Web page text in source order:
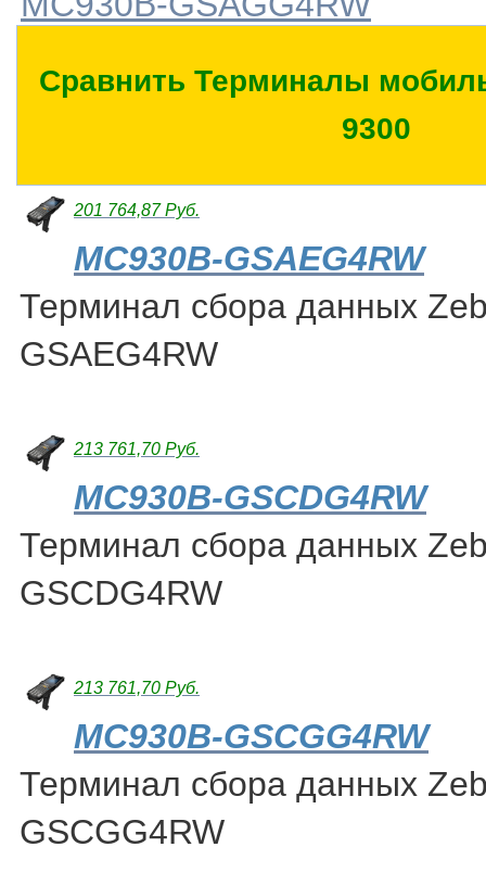
Сравнить Терминалы
9300
201 764,87 Руб.
MC930B-GSAEG4RW
Терминал сбора данных
GSAEG4RW
213 761,70 Руб.
MC930B-GSCDG4RW
Терминал сбора данных
GSCDG4RW
213 761,70 Руб.
MC930B-GSCGG4RW
Терминал сбора данных
GSCGG4RW